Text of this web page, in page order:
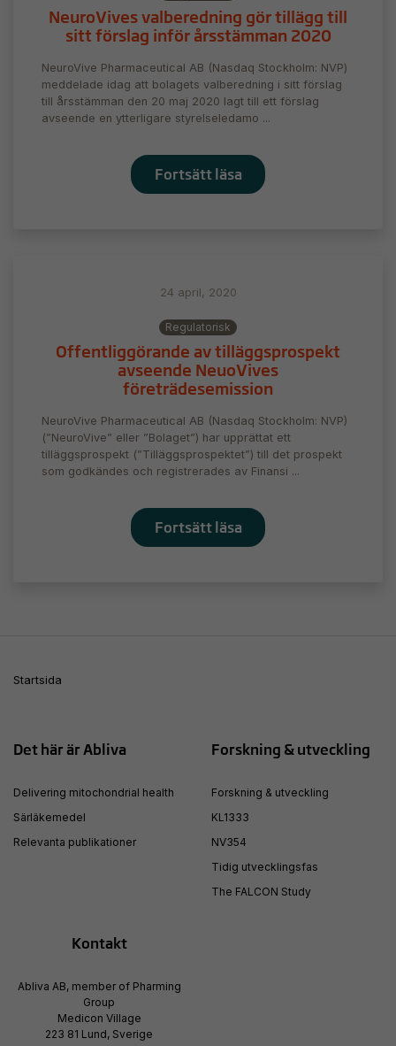
NeuroVives valberedning gör tillägg till
sitt förslag inför årsstämman 2020
NeuroVive Pharmaceutical AB (Nasdaq Stockholm: NVP)
meddelade idag att bolagets valberedning i sitt förslag
till årsstämman den 20 maj 2020 lagt till ett förslag
avseende en ytterligare styrelseledamo ...
Fortsätt läsa
24 april, 2020
Regulatorisk
Offentliggörande av tilläggsprospekt
avseende NeuoVives
företrädesemission
NeuroVive Pharmaceutical AB (Nasdaq Stockholm: NVP)
(”NeuroVive” eller ”Bolaget”) har upprättat ett
tilläggsprospekt (”Tilläggsprospektet”) till det prospekt
som godkändes och registrerades av Finansi ...
Fortsätt läsa
Startsida
Det här är Abliva
Delivering mitochondrial health
Särläkemedel
Relevanta publikationer
Forskning & utveckling
Forskning & utveckling
KL1333
NV354
Tidig utvecklingsfas
The FALCON Study
Kontakt
Abliva AB, member of Pharming
Group
Medicon Village
223 81 Lund, Sverige